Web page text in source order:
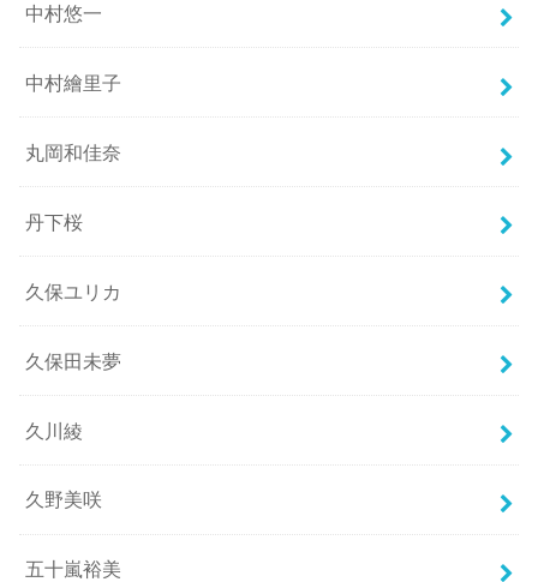
中村悠一
中村繪里子
丸岡和佳奈
丹下桜
久保ユリカ
久保田未夢
久川綾
久野美咲
五十嵐裕美